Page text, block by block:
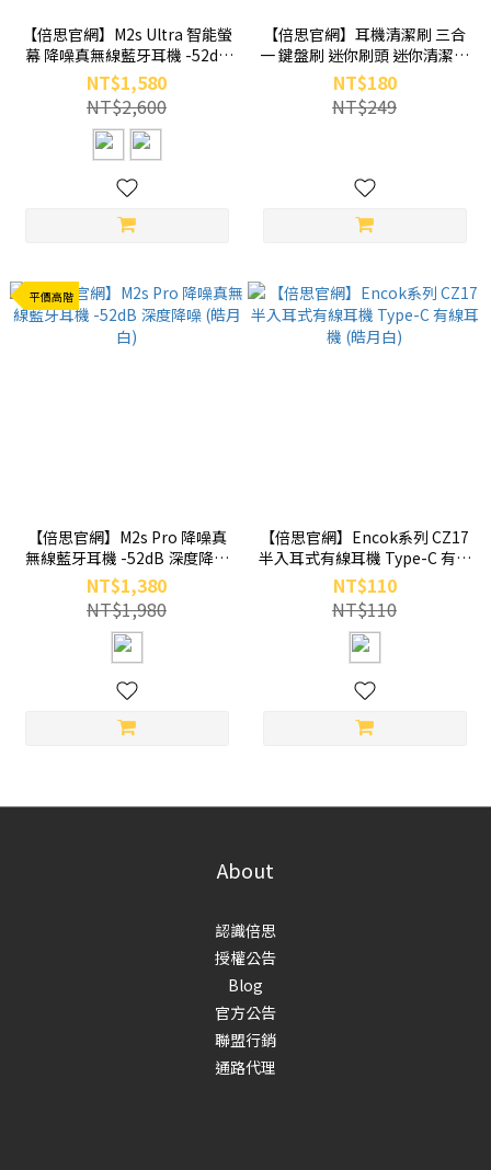
【倍思官網】M2s Ultra 智能螢
幕 降噪真無線藍牙耳機 -52dB
深度降噪
NT$1,580
NT$2,600
【倍思官網】耳機清潔刷 三合
一 鍵盤刷 迷你刷頭 迷你清潔刷
(白色)
NT$180
NT$249
平價高階
【倍思官網】M2s Pro 降噪真
無線藍牙耳機 -52dB 深度降噪
(皓月白)
NT$1,380
NT$1,980
【倍思官網】Encok系列 CZ17
半入耳式有線耳機 Type-C 有線
耳機 (皓月白)
NT$110
NT$110
About
認識倍思
授權公告
Blog
官方公告
聯盟行銷
通路代理